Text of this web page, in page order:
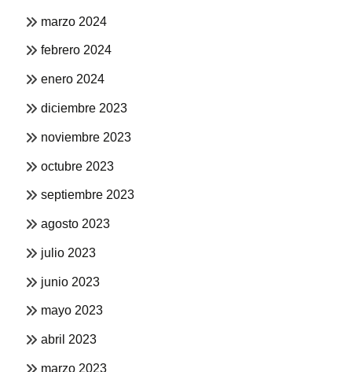
marzo 2024
febrero 2024
enero 2024
diciembre 2023
noviembre 2023
octubre 2023
septiembre 2023
agosto 2023
julio 2023
junio 2023
mayo 2023
abril 2023
marzo 2023